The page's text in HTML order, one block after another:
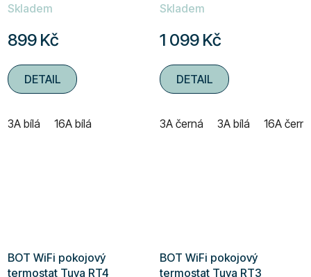
Skladem
899 Kč
DETAIL
3A bílá 16A bílá
Skladem
1 099 Kč
DETAIL
3A černá 3A bílá 16A
BOT WiFi pokojový
termostat Tuya RT4
BOT WiFi pokojový
termostat Tuya RT3